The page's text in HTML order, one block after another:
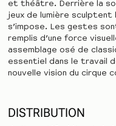
DISTRIBUTION
et théâtre. Derrière la
jeux de lumière sculptent
s’impose. Les gestes
remplis d’une force
assemblage osé de
essentiel dans le travail
nouvelle vision du cirque